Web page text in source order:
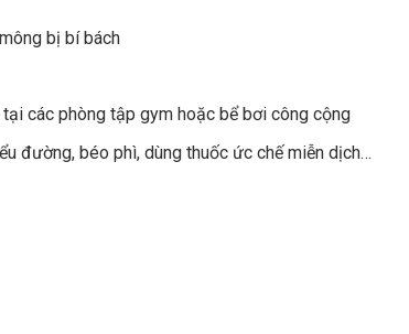
bị bí bách
các phòng tập gym hoặc bể bơi công cộng
đường, béo phì, dùng thuốc ức chế miễn dịch…